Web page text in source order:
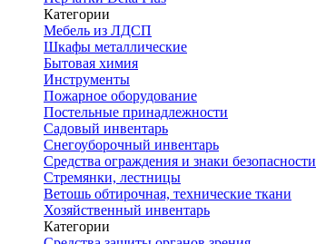
Категории
Мебель из ЛДСП
Шкафы металлические
Бытовая химия
Инструменты
Пожарное оборудование
Постельные принадлежности
Садовый инвентарь
Снегоуборочный инвентарь
Средства ограждения и знаки безопасности
Стремянки, лестницы
Ветошь обтирочная, технические ткани
Хозяйственный инвентарь
Категории